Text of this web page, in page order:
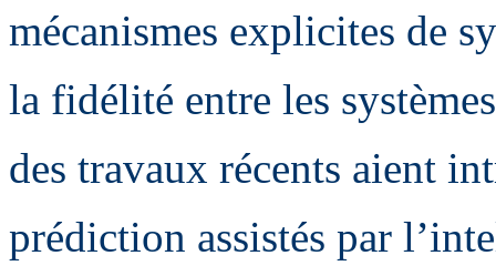
mécanismes explicites de
la fidélité entre les
des travaux récents aient
prédiction assistés par